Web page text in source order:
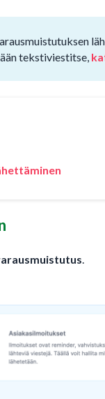
tekstiviestitse,